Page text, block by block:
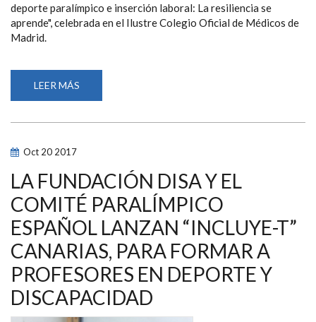
deporte paralímpico e inserción laboral: La resiliencia se
aprende", celebrada en el Ilustre Colegio Oficial de Médicos de
Madrid.
LEER MÁS
NADAL
JAVIER
DE
LOS
DEPORTISTAS
PARALÍMPICOS
EN
LA
ENTREGA
DEL
III
PREMIO
RESILIENCIA
Oct 20 2017
LA FUNDACIÓN DISA Y EL
COMITÉ PARALÍMPICO
ESPAÑOL LANZAN “INCLUYE-T”
CANARIAS, PARA FORMAR A
PROFESORES EN DEPORTE Y
DISCAPACIDAD